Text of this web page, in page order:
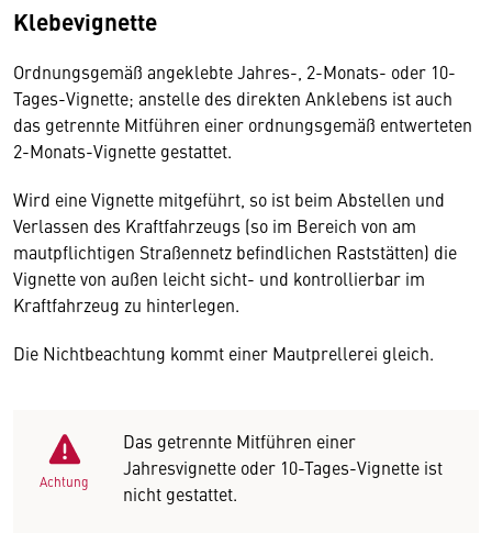
Klebevignette
Ordnungsgemäß angeklebte Jahres-, 2-Monats- oder 10-
Tages-Vignette; anstelle des direkten Anklebens ist auch
das getrennte Mitführen einer ordnungsgemäß entwerteten
2-Monats-Vignette gestattet.
Wird eine Vignette mitgeführt, so ist beim Abstellen und
Verlassen des Kraftfahrzeugs (so im Bereich von am
mautpflichtigen Straßennetz befindlichen Raststätten) die
Vignette von außen leicht sicht- und kontrollierbar im
Kraftfahrzeug zu hinterlegen.
Die Nichtbeachtung kommt einer Mautprellerei gleich.
Achtung
Das getrennte Mitführen einer
Jahresvignette oder 10-Tages-Vignette ist
nicht gestattet.